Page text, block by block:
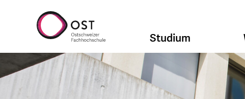
Studium